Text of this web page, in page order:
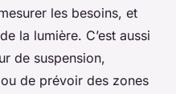
les besoins, et
la lumière. C’est aussi
de suspension,
de prévoir des zones